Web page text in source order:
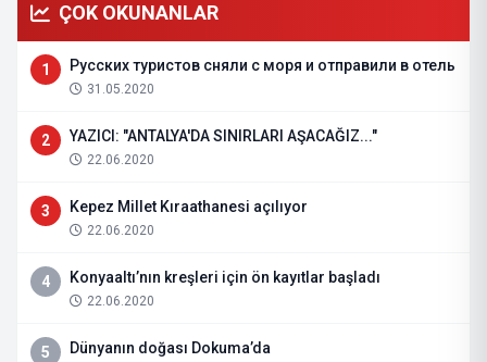
ÇOK OKUNANLAR
1 Русских туристов сняли с моря и отправили в отель
31.05.2020
2 YAZICI: "ANTALYA'DA SINIRLARI AŞACAĞIZ..."
22.06.2020
3 Kepez Millet Kıraathanesi açılıyor
22.06.2020
4 Konyaaltı’nın kreşleri için ön kayıtlar başladı
22.06.2020
5 Dünyanın doğası Dokuma’da